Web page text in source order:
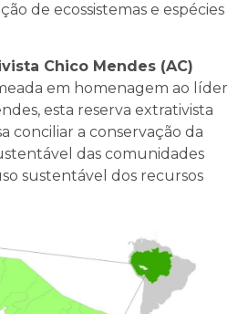
de ecossistemas e espécies
Chico Mendes (AC)
em homenagem ao líder
esta reserva extrativista
conciliar a conservação da
das comunidades
sustentável dos recursos